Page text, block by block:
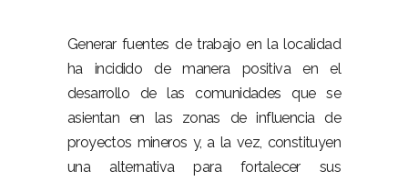
Generar fuentes de trabajo en la localidad
ha incidido de manera positiva en el
desarrollo de las comunidades que se
asientan en las zonas de influencia de
proyectos mineros y, a la vez, constituyen
una alternativa para fortalecer sus